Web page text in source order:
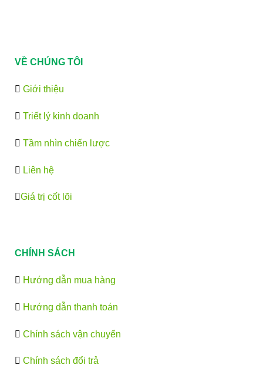
VỀ CHÚNG TÔI
Giới thiệu
Triết lý kinh doanh
Tầm nhìn chiến lược
Liên hệ
Giá trị cốt lõi
CHÍNH SÁCH
Hướng dẫn mua hàng
Hướng dẫn thanh toán
Chính sách vận chuyển
Chính sách đổi trả